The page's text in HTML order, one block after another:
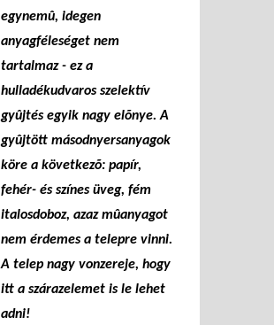
egynemû, idegen
anyagféleséget nem
tartalmaz - ez a
hulladékudvaros szelektív
gyûjtés egyik nagy elõnye. A
gyûjtött másodnyersanyagok
köre a következõ: papír,
fehér- és színes üveg, fém
italosdoboz, azaz mûanyagot
nem érdemes a telepre vinni.
A telep nagy vonzereje, hogy
itt a szárazelemet is le lehet
adni!